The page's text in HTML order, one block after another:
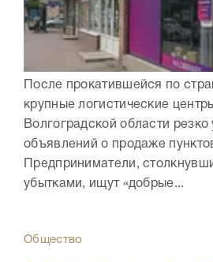
После прокатившейся по
крупные логистические
Волгоградской области
объявлений о продаже
Предприниматели,
убытками, ищут «добрые...
Общество